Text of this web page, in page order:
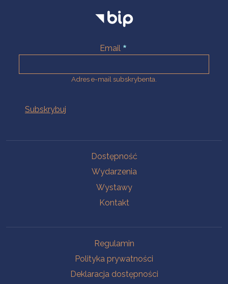
Email
Adres e-mail subskrybenta.
Dostępność
Wydarzenia
Wystawy
Kontakt
Regulamin
Polityka prywatności
Deklaracja dostępności